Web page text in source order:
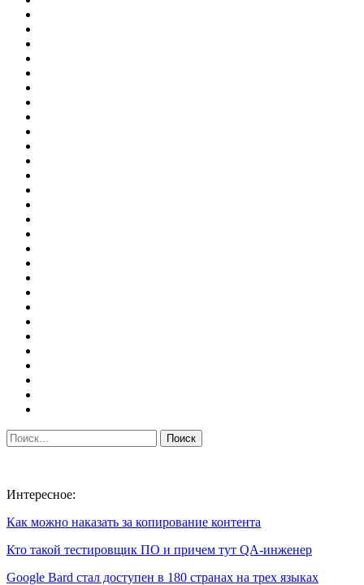
Интересное:
Как можно наказать за копирование контента
Кто такой тестировщик ПО и причем тут QA-инженер
Google Bard стал доступен в 180 странах на трех языках